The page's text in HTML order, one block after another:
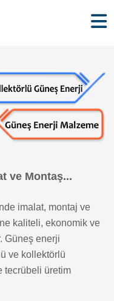
ve Montaş...
imalat, montaj ve
kaliteli, ekonomik ve
Güneş enerji
ve kollektörlü
tecrübeli üretim